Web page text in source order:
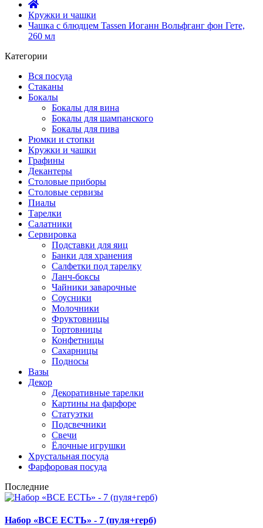
Кружки и чашки
Чашка с блюдцем Tassen Иоганн Вольфганг фон Гете,
260 мл
Категории
Вся посуда
Стаканы
Бокалы
Бокалы для вина
Бокалы для шампанского
Бокалы для пива
Рюмки и стопки
Кружки и чашки
Графины
Декантеры
Столовые приборы
Столовые сервизы
Пиалы
Тарелки
Салатники
Сервировка
Подставки для яиц
Банки для хранения
Салфетки под тарелку
Ланч-боксы
Чайники заварочные
Соусники
Молочники
Фруктовницы
Тортовницы
Конфетницы
Сахарницы
Подносы
Вазы
Декор
Декоративные тарелки
Картины на фарфоре
Статуэтки
Подсвечники
Свечи
Ёлочные игрушки
Хрустальная посуда
Фарфоровая посуда
Последние
Набор «ВСЕ ЕСТЬ» - 7 (пуля+герб)